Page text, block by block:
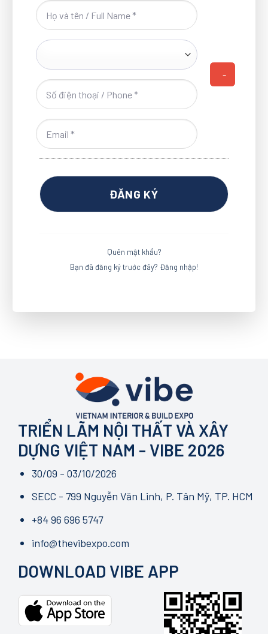
-
Quên mật khẩu?
Bạn đã đăng ký trước đây? Đăng nhập!
TRIỂN LÃM NỘI THẤT VÀ XÂY
DỰNG VIỆT NAM - VIBE 2026
30/09 - 03/10/2026
SECC - 799 Nguyễn Văn Linh, P. Tân Mỹ, TP. HCM
+84 96 696 5747
info@thevibexpo.com
DOWNLOAD VIBE APP